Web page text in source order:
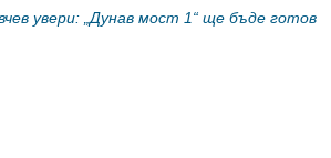
увери: „Дунав мост 1“ ще бъде готов